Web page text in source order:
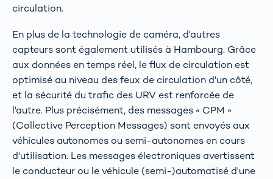
circulation.
En plus de la technologie de caméra, d'autres
capteurs sont également utilisés à Hambourg. Grâce
aux données en temps réel, le flux de circulation est
optimisé au niveau des feux de circulation d'un côté,
et la sécurité du trafic des URV est renforcée de
l'autre. Plus précisément, des messages « CPM »
(Collective Perception Messages) sont envoyés aux
véhicules autonomes ou semi-autonomes en cours
d'utilisation. Les messages électroniques avertissent
le conducteur ou le véhicule (semi-)automatisé d'une